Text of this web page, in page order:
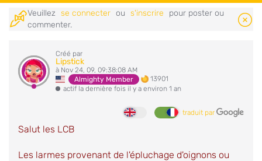
Veuillez se connecter ou s'inscrire
pour poster ou
commenter.
Créé par
Lipstick
à Nov 24, 09, 09:38:08 AM
Almighty Member
13901
actif la dernière fois il y a environ 1 an
traduit par
Salut les LCB
Les larmes provenant de l'épluchage d'oignons ou